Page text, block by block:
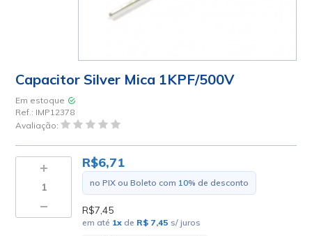
Capacitor Silver Mica 1KPF/500V
Em estoque
Ref.: IMP12378
Avaliação:
R$6,71
no PIX ou Boleto com 10% de desconto
R$7,45
em até 1x de R$ 7,45 s/ juros